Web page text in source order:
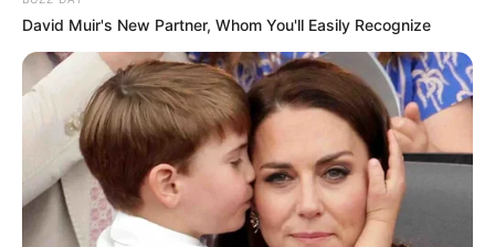
David Muir's New Partner, Whom You'll Easily Recognize